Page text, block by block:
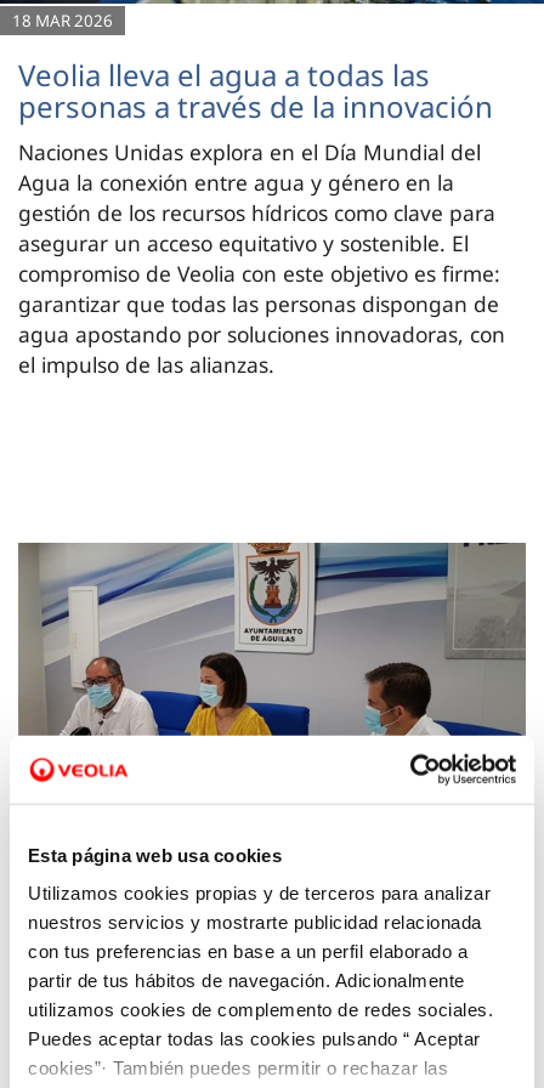
Esta página web usa cookies
Utilizamos cookies propias y de terceros para analizar
nuestros servicios y mostrarte publicidad relacionada
con tus preferencias en base a un perfil elaborado a
partir de tus hábitos de navegación. Adicionalmente
utilizamos cookies de complemento de redes sociales.
Puedes aceptar todas las cookies pulsando “ Aceptar
cookies”· También puedes permitir o rechazar las
18 MAR 2026
Veolia lleva el agua a todas las
personas a través de la innovación
Naciones Unidas explora en el Día Mundial del
Agua la conexión entre agua y género en la
gestión de los recursos hídricos como clave para
asegurar un acceso equitativo y sostenible. El
compromiso de Veolia con este objetivo es firme:
garantizar que todas las personas dispongan de
agua apostando por soluciones innovadoras, con
el impulso de las alianzas.
25 JUN 2021
Presentación del Plan Director de
suministro de agua potable de Águilas